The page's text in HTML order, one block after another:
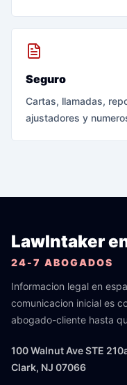
Seguro
Cartas, llamadas,
ajustadores y
LawIntaker
24-7 ABOGADOS
Informacion legal en
comunicacion inicial es
abogado-cliente hasta
100 Walnut Ave STE
Clark, NJ 07066